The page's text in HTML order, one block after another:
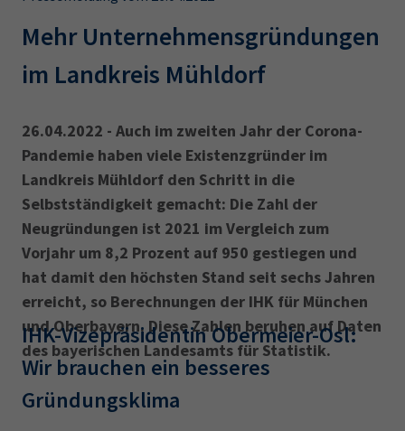
Leichte Sprache
IHK regional
Karriere
Presse
EN
IHK Akademie
Magazin Log-in
AdA
34d
Prüfungstermine
Wirtschaftsfachwirt
34f
Negativerklärung
Sachkundeprüfung
Berichtsheft
Mehr Unternehmensgründungen
im Landkreis Mühldorf
26.04.2022 - Auch im zweiten Jahr der Corona-
Pandemie haben viele Existenzgründer im
Landkreis Mühldorf den Schritt in die
Selbstständigkeit gemacht: Die Zahl der
Neugründungen ist 2021 im Vergleich zum
Vorjahr um 8,2 Prozent auf 950 gestiegen und
hat damit den höchsten Stand seit sechs Jahren
erreicht, so Berechnungen der IHK für München
und Oberbayern. Diese Zahlen beruhen auf Daten
des bayerischen Landesamts für Statistik.
‎IHK-Vizepräsidentin Obermeier-Osl:
Wir brauchen ein besseres
Gründungsklima